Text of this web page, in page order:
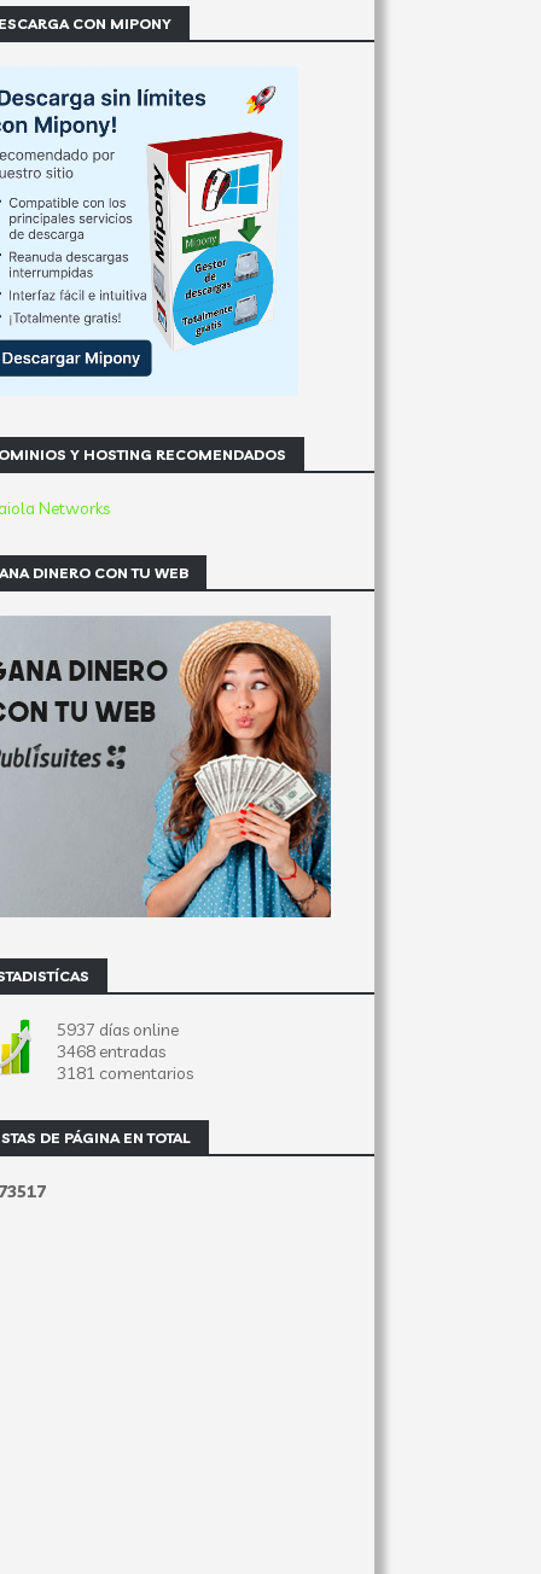
CON MIPONY
Y HOSTING RECOMENDADOS
DINERO CON TU WEB
5937 días online
3468 entradas
3181 comentarios
DE PÁGINA EN TOTAL
3517